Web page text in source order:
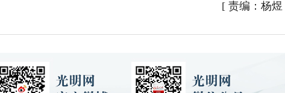
[ 责编：杨煜